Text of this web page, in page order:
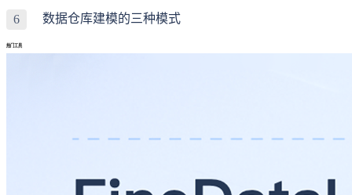
6 数据仓库建模的三种模式
热门工具